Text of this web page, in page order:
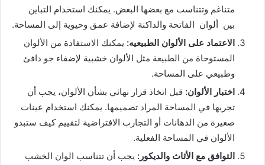
متناغم وتتناسب مع بعضها البعض. يمكنك استخدام التباين
بين ألوان الفاتحة والداكنة لإضافة عمق وحيوية إلى المساحة.
الاعتماد على الألوان الطبيعيه: يمكنك الاستفادة من الألوان
المستوحاة من الطبيعة مثل الألوان خشبية لإضفاء جو دافئ
وطبيعي على المساحة.
اختبار الألوان: قبل اتخاذ قرار نهائي بشأن الألوان، يجب أن
تجربها في المساحة المراد تصميمها. يمكنك استخدام عينات
صغيرة من الدهانات أو التجارب الافتراضية لتقييم كيف ستبدو
الألوان في المساحة الفعلية.
التوافق مع الأثاث والديكور: يجب أن تتناسب الوان الخشب